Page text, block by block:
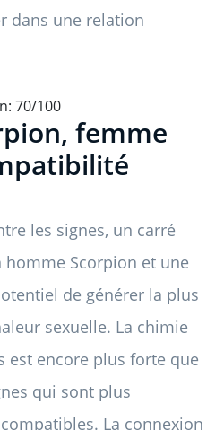
dans une relation
70/100
femme
les signes, un carré
Scorpion et une
de générer la plus
sexuelle. La chimie
est encore plus forte que
qui sont plus
La connexion